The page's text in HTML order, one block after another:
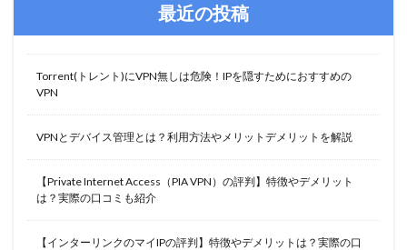
最近の投稿
Torrent(トレント)にVPN無しは危険！IPを隠すためにおすすめの
VPN
VPNとデバイス管理とは？利用方法やメリットデメリットを解説
【Private Internet Access（PIA VPN）の評判】特徴やデメリット
は？実際の口コミも紹介
【インターリンクのマイIPの評判】特徴やデメリットは？実際の口